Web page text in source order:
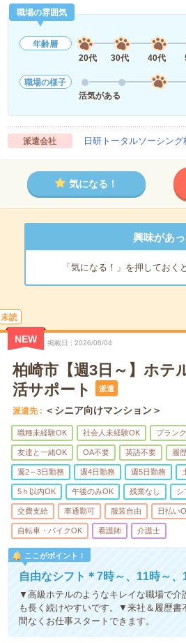
職場の雰囲気
年齢層
20代
30代 40代
職場の様子
活気がある
派遣会社 日研トータルソーシン
気になる！
興味があ
「気になる！」を押しておく
未読
NEW 掲載日 2026/08/04
柏崎市【週3日～】ホテ
活サポート
派遣
派遣先 ＜シニア向けマンション＞
職種未経験OK 社会人未経験OK ブラン
友達と一緒OK OA不要 英語不要 履
週2～3日勤務 週4日勤務 週5日勤務
5ｈ以内OK 午後のみOK 残業なし シ
交費支給 車通勤可 服装自由 日払い
自転車・バイクOK 看護師 介護士
ここがポイント！
自由なシフト＊7時～、11時～
▼高級ホテルのようなキレイな職場で介
も長く続けやすいです。▼来社＆履歴書
間なくお仕事スタートできます。